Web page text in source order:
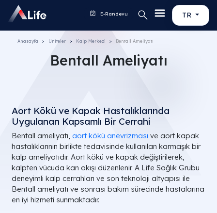
TR
E-Randevu
Anasayfa Üniteler Kalp Merkezi Bentall Ameliyatı
Bentall Ameliyatı
Aort Kökü ve Kapak Hastalıklarında
Uygulanan Kapsamlı Bir Cerrahi
Bentall ameliyatı, aort kökü anevrizması ve aort kapak
hastalıklarının birlikte tedavisinde kullanılan karmaşık bir
kalp ameliyatıdır. Aort kökü ve kapak değiştirilerek,
kalpten vücuda kan akışı düzenlenir. A Life Sağlık Grubu
deneyimli kalp cerrahları ve son teknoloji altyapısı ile
Bentall ameliyatı ve sonrası bakım sürecinde hastalarına
en iyi hizmeti sunmaktadır.